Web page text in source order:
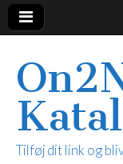
Tilføj dit link og